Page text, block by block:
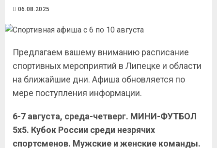
06.08.2025
Предлагаем вашему вниманию расписание
спортивных мероприятий в Липецке и области
на ближайшие дни. Афиша обновляется по
мере поступления информации.
6-7 августа, среда-четверг. МИНИ-ФУТБОЛ
5х5. Кубок России среди незрячих
спортсменов. Мужские и женские команды.